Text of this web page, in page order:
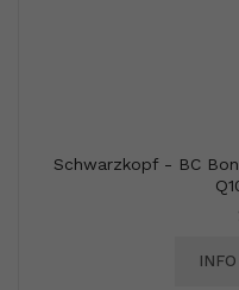
Schwarzkopf - BC
INFO